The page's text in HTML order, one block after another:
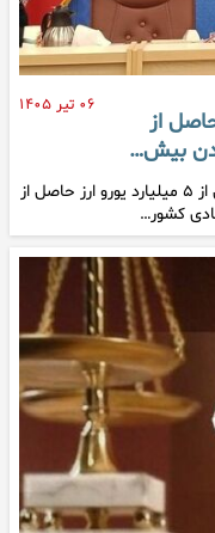
۰۶ تیر ۱۴۰۵
ارز حاصل از
بیش…
رئیس کل دادگستری استان تهران گفت: بیش از ۵ میلیارد یورو ارز حاصل از
کشور…